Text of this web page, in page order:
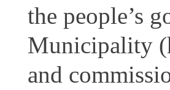
the people’s
Municipality
and